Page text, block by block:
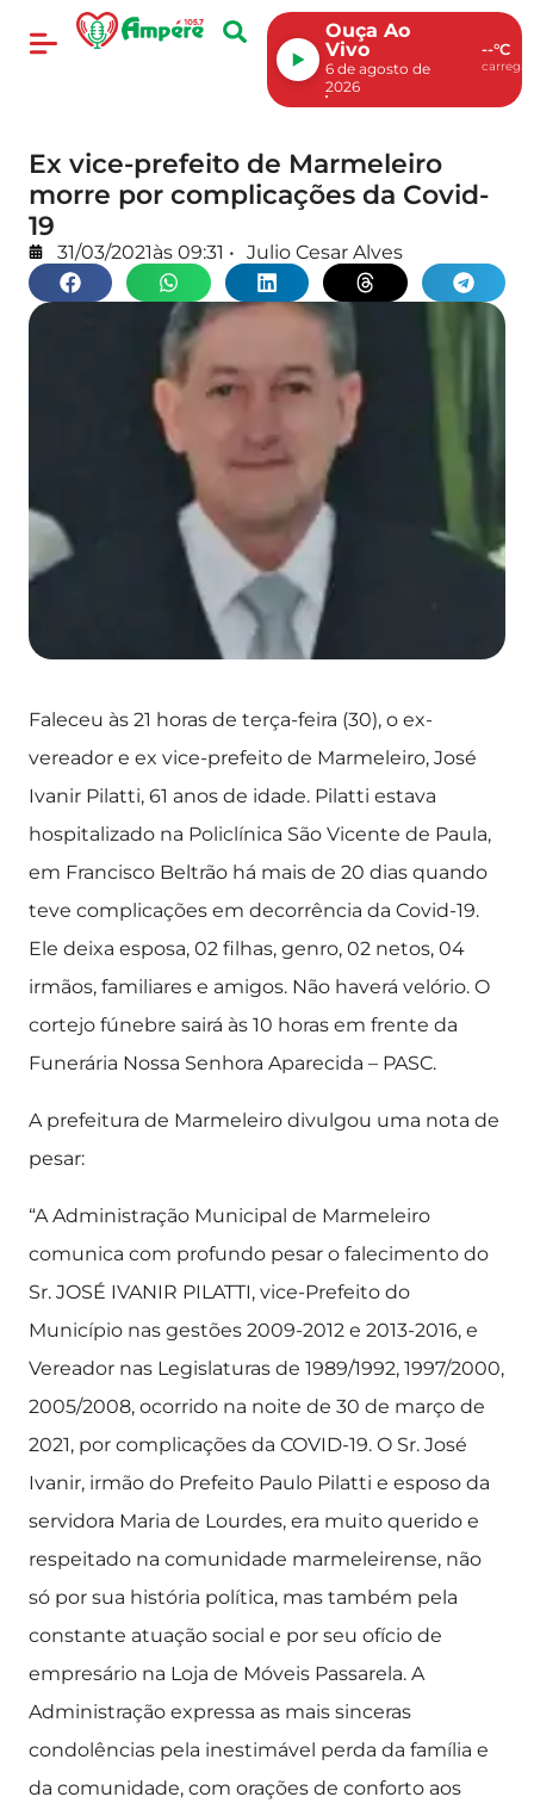
Ouça Ao
Vivo
6 de agosto de
2026
--°C
Ex vice-prefeito de Marmeleiro
morre por complicações da Covid-
19
31/03/2021às 09:31 • Julio Cesar Alves
Faleceu às 21 horas de terça-feira (30), o ex-
vereador e ex vice-prefeito de Marmeleiro, José
Ivanir Pilatti, 61 anos de idade. Pilatti estava
hospitalizado na Policlínica São Vicente de Paula,
em Francisco Beltrão há mais de 20 dias quando
teve complicações em decorrência da Covid-19.
Ele deixa esposa, 02 filhas, genro, 02 netos, 04
irmãos, familiares e amigos. Não haverá velório. O
cortejo fúnebre sairá às 10 horas em frente da
Funerária Nossa Senhora Aparecida – PASC.
A prefeitura de Marmeleiro divulgou uma nota de
pesar:
“A Administração Municipal de Marmeleiro
comunica com profundo pesar o falecimento do
Sr. JOSÉ IVANIR PILATTI, vice-Prefeito do
Município nas gestões 2009-2012 e 2013-2016, e
Vereador nas Legislaturas de 1989/1992, 1997/2000,
2005/2008, ocorrido na noite de 30 de março de
2021, por complicações da COVID-19. O Sr. José
Ivanir, irmão do Prefeito Paulo Pilatti e esposo da
servidora Maria de Lourdes, era muito querido e
respeitado na comunidade marmeleirense, não
só por sua história política, mas também pela
constante atuação social e por seu ofício de
empresário na Loja de Móveis Passarela. A
Administração expressa as mais sinceras
condolências pela inestimável perda da família e
da comunidade, com orações de conforto aos